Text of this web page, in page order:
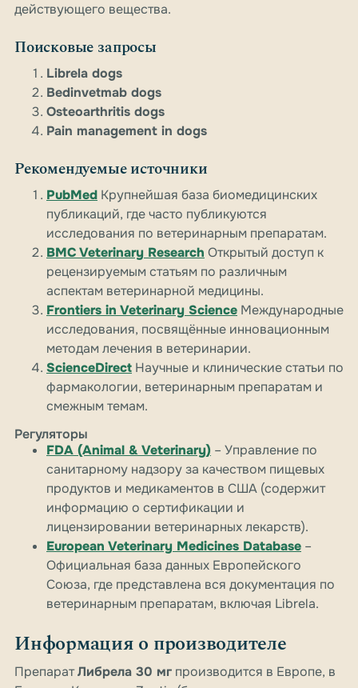
действующего вещества.
Поисковые запросы
Librela dogs
Bedinvetmab dogs
Osteoarthritis dogs
Pain management in dogs
Рекомендуемые источники
PubMed Крупнейшая база биомедицинских
публикаций, где часто публикуются
исследования по ветеринарным препаратам.
BMC Veterinary Research Открытый доступ к
рецензируемым статьям по различным
аспектам ветеринарной медицины.
Frontiers in Veterinary Science Международные
исследования, посвящённые инновационным
методам лечения в ветеринарии.
ScienceDirect Научные и клинические статьи по
фармакологии, ветеринарным препаратам и
смежным темам.
Регуляторы
FDA (Animal & Veterinary) – Управление по
санитарному надзору за качеством пищевых
продуктов и медикаментов в США (содержит
информацию о сертификации и
лицензировании ветеринарных лекарств).
European Veterinary Medicines Database –
Официальная база данных Европейского
Союза, где представлена вся документация по
ветеринарным препаратам, включая Librela.
Информация о производителе
ПрепаратЛибрела 30 мг производится в Европе, в